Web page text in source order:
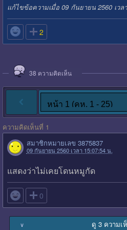
แก้ไขข้อความเมื่อ 09 กันยายน 2560 เวล
 2
38 ความคิดเห็น
ความคิดเห็นที่ 1
สมาชิกหมายเลข 3875837
09 กันยายน 2560 เวลา 15:07:54 น.
แสดงว่าไม่เคยโดนหมูกัด
 0
∨ ดู 3 ความเ